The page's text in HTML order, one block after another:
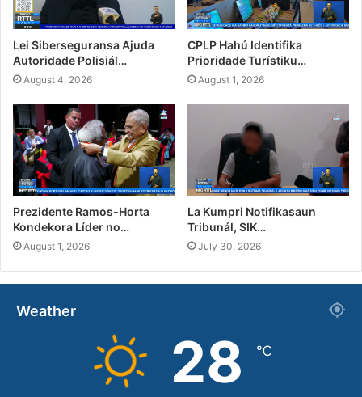
Lei Siberseguransa Ajuda
Autoridade Polisiál…
August 4, 2026
CPLP Hahú Identifika
Prioridade Turístiku…
August 1, 2026
Prezidente Ramos-Horta
Kondekora Líder no…
August 1, 2026
La Kumpri Notifikasaun
Tribunál, SIK…
July 30, 2026
Weather
28 ℃